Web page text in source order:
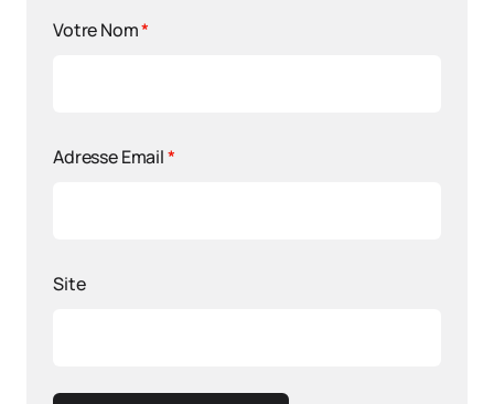
Votre Nom*
Adresse Email*
Site